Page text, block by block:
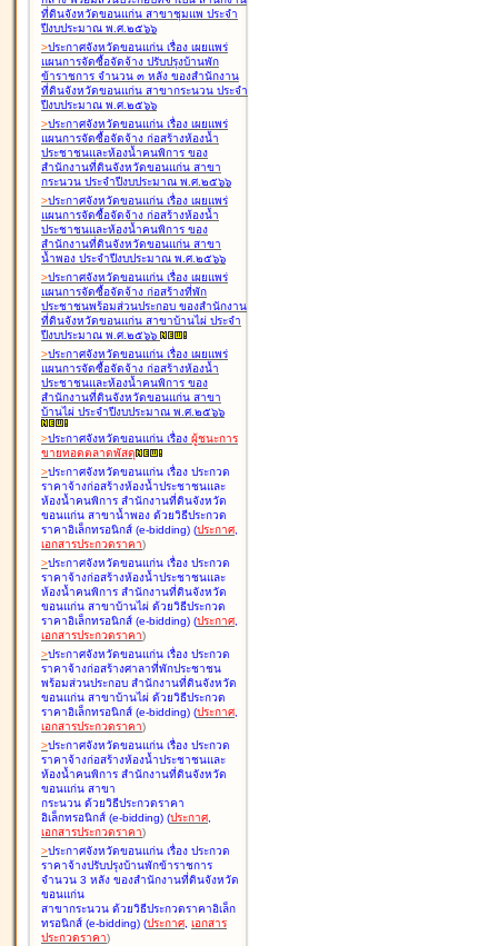
ที่ดินจังหวัดขอนแก่น สาขาชุมแพ ประจำ
ปีงบประมาณ พ.ศ.๒๕๖๖
>ประกาศจังหวัดขอนแก่น เรื่อง เผยแพร่
แผนการจัดซื้อจัดจ้าง ปรับปรุงบ้านพัก
ข้าราชการ จำนวน ๓ หลัง ของสำนักงาน
ที่ดินจังหวัดขอนแก่น สาขากระนวน ประจำ
ปีงบประมาณ พ.ศ.๒๕๖๖
>ประกาศจังหวัดขอนแก่น เรื่อง เผยแพร่
แผนการจัดซื้อจัดจ้าง ก่อสร้างห้องน้ำ
ประชาชนและห้องน้ำคนพิการ ของ
สำนักงานที่ดินจังหวัดขอนแก่น สาขา
กระนวน ประจำปีงบประมาณ พ.ศ.๒๕๖๖
>ประกาศจังหวัดขอนแก่น เรื่อง เผยแพร่
แผนการจัดซื้อจัดจ้าง ก่อสร้างห้องน้ำ
ประชาชนและห้องน้ำคนพิการ ของ
สำนักงานที่ดินจังหวัดขอนแก่น สาขา
น้ำพอง ประจำปีงบประมาณ พ.ศ.๒๕๖๖
>ประกาศจังหวัดขอนแก่น เรื่อง เผยแพร่
แผนการจัดซื้อจัดจ้าง ก่อสร้างที่พัก
ประชาชนพร้อมส่วนประกอบ ของสำนักงาน
ที่ดินจังหวัดขอนแก่น สาขาบ้านไผ่ ประจำ
ปีงบประมาณ พ.ศ.๒๕๖๖
>ประกาศจังหวัดขอนแก่น เรื่อง เผยแพร่
แผนการจัดซื้อจัดจ้าง ก่อสร้างห้องน้ำ
ประชาชนและห้องน้ำคนพิการ ของ
สำนักงานที่ดินจังหวัดขอนแก่น สาขา
บ้านไผ่ ประจำปีงบประมาณ พ.ศ.๒๕๖๖
>ประกาศจังหวัดขอนแก่น เรื่อง ผู้ชนะการ
ขายทอดตลาดพัสดุ
>ประกาศจังหวัดขอนแก่น เรื่อง ประกวด
ราคาจ้างก่อสร้างห้องน้ำประชาชนและ
ห้องน้ำคนพิการ สำนักงานที่ดินจังหวัด
ขอนแก่น สาขาน้ำพอง ด้วยวิธีประกวด
ราคาอิเล็กทรอนิกส์ (e-bidding) (ประกาศ,
เอกสารประกวดราคา)
>ประกาศจังหวัดขอนแก่น เรื่อง ประกวด
ราคาจ้างก่อสร้างห้องน้ำประชาชนและ
ห้องน้ำคนพิการ สำนักงานที่ดินจังหวัด
ขอนแก่น สาขาบ้านไผ่ ด้วยวิธีประกวด
ราคาอิเล็กทรอนิกส์ (e-bidding) (ประกาศ,
เอกสารประกวดราคา)
>ประกาศจังหวัดขอนแก่น เรื่อง ประกวด
ราคาจ้างก่อสร้างศาลาที่พักประชาชน
พร้อมส่วนประกอบ สำนักงานที่ดินจังหวัด
ขอนแก่น สาขาบ้านไผ่ ด้วยวิธีประกวด
ราคาอิเล็กทรอนิกส์ (e-bidding) (ประกาศ,
เอกสารประกวดราคา)
>ประกาศจังหวัดขอนแก่น เรื่อง ประกวด
ราคาจ้างก่อสร้างห้องน้ำประชาชนและ
ห้องน้ำคนพิการ สำนักงานที่ดินจังหวัด
ขอนแก่น สาขา
กระนวน ด้วยวิธีประกวดราคา
อิเล็กทรอนิกส์ (e-bidding) (ประกาศ,
เอกสารประกวดราคา)
>ประกาศจังหวัดขอนแก่น เรื่อง ประกวด
ราคาจ้างปรับปรุงบ้านพักข้าราชการ
จำนวน 3 หลัง ของสำนักงานที่ดินจังหวัด
ขอนแก่น
สาขากระนวน ด้วยวิธีประกวดราคาอิเล็ก
ทรอนิกส์ (e-bidding) (ประกาศ, เอกสาร
ประกวดราคา)